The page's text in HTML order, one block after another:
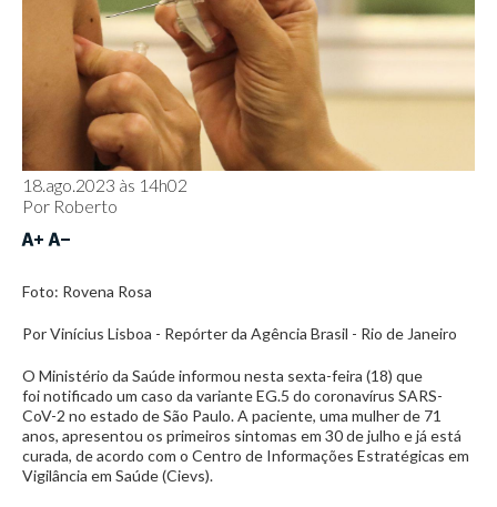
18.ago.2023 às 14h02
Por Roberto
Foto: Rovena Rosa
Por Vinícius Lisboa - Repórter da Agência Brasil - Rio de Janeiro
O Ministério da Saúde informou nesta sexta-feira (18) que
foi notificado um caso da variante EG.5 do coronavírus SARS-
CoV-2 no estado de São Paulo. A paciente, uma mulher de 71
anos, apresentou os primeiros sintomas em 30 de julho e já está
curada, de acordo com o Centro de Informações Estratégicas em
Vigilância em Saúde (Cievs).